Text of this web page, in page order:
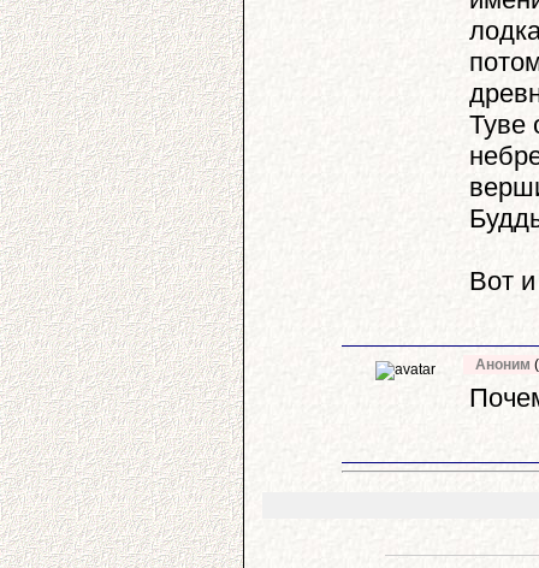
Туве
Вот
Аноним